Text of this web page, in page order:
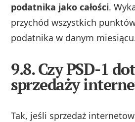
podatnika jako całości.
przychód wszystkich
podatnika w danym
9.8. Czy PSD-1
sprzedaży
Tak, jeśli sprzedaż